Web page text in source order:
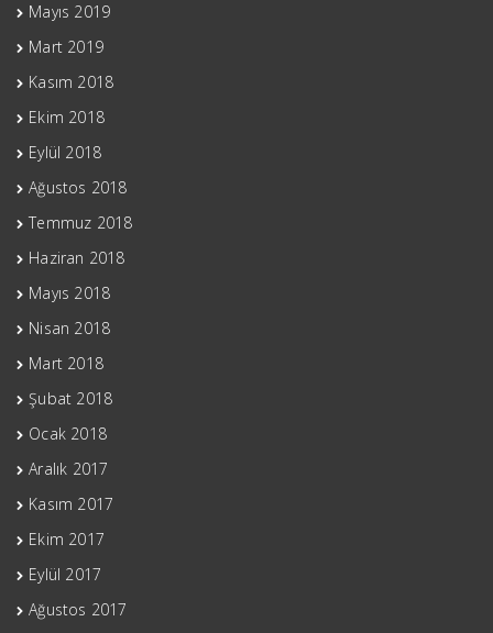
Mayıs 2019
Mart 2019
Kasım 2018
Ekim 2018
Eylül 2018
Ağustos 2018
Temmuz 2018
Haziran 2018
Mayıs 2018
Nisan 2018
Mart 2018
Şubat 2018
Ocak 2018
Aralık 2017
Kasım 2017
Ekim 2017
Eylül 2017
Ağustos 2017